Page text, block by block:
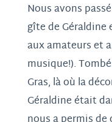
Nous avons
gîte de Géraldine
aux amateurs et
musique!).
Gras, là où la
Géraldine était